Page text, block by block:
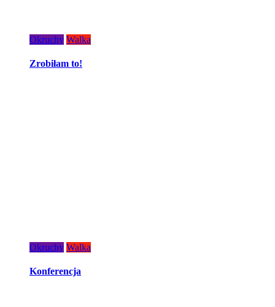
Okruchy Walka
Zrobiłam to!
Okruchy Walka
Konferencja